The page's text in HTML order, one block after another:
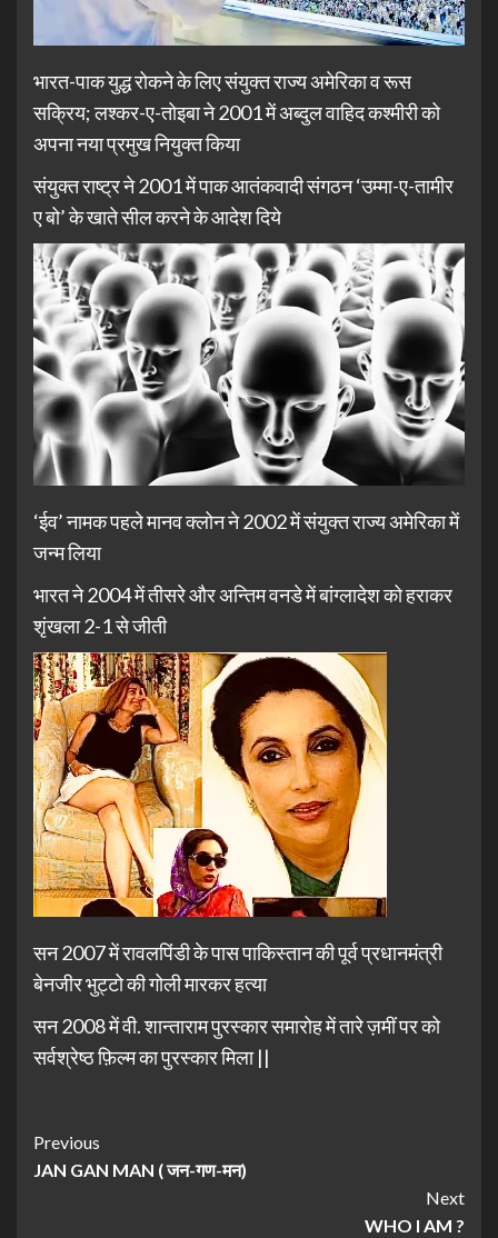
भारत-पाक युद्ध रोकने के लिए संयुक्त राज्य अमेरिका व रूस
सक्रिय; लश्कर-ए-तोइबा ने 2001 में अब्दुल वाहिद कश्मीरी को
अपना नया प्रमुख नियुक्त किया
संयुक्त राष्ट्र ने 2001 में पाक आतंकवादी संगठन ‘उम्मा-ए-तामीर
ए बो’ के खाते सील करने के आदेश दिये
‘ईव’ नामक पहले मानव क्लोन ने 2002 में संयुक्त राज्य अमेरिका में
जन्म लिया
भारत ने 2004 में तीसरे और अन्तिम वनडे में बांग्लादेश को हराकर
शृंखला 2-1 से जीती
सन 2007 में रावलपिंडी के पास पाकिस्तान की पूर्व प्रधानमंत्री
बेनजीर भुट्टो की गोली मारकर हत्या
सन 2008 में वी. शान्ताराम पुरस्कार समारोह में तारे ज़मीं पर को
सर्वश्रेष्ठ फ़िल्म का पुरस्कार मिला ||
Previous
JAN GAN MAN ( जन-गण-मन)
Next
WHO I AM ?